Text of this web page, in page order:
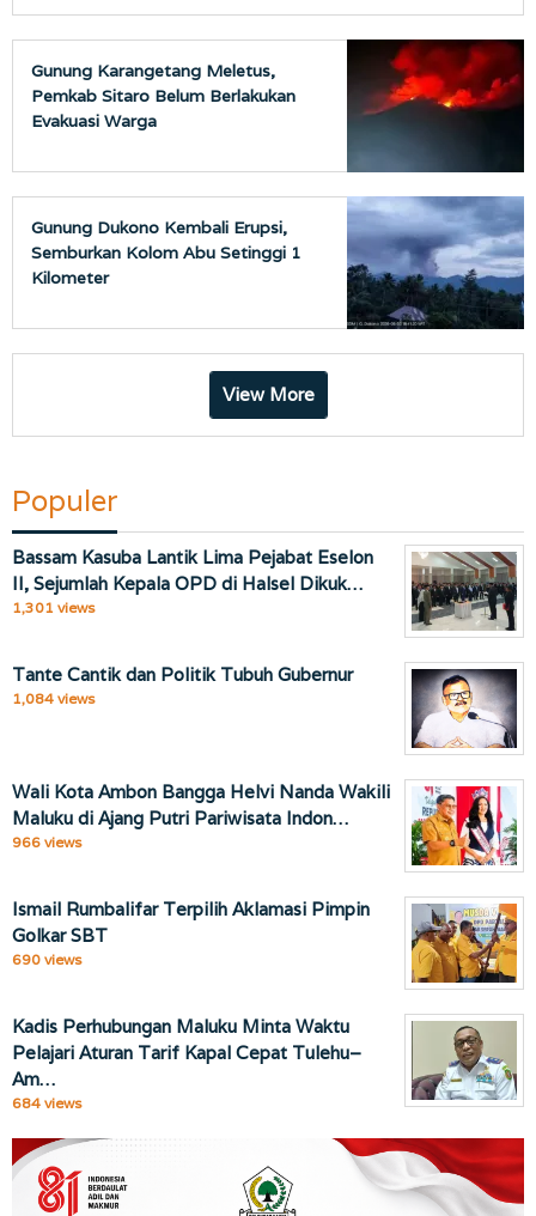
Gunung Karangetang Meletus,
Pemkab Sitaro Belum Berlakukan
Evakuasi Warga
Gunung Dukono Kembali Erupsi,
Semburkan Kolom Abu Setinggi 1
Kilometer
View More
Populer
Bassam Kasuba Lantik Lima Pejabat Eselon
II, Sejumlah Kepala OPD di Halsel Dikuk…
1,301 views
Tante Cantik dan Politik Tubuh Gubernur
1,084 views
Wali Kota Ambon Bangga Helvi Nanda Wakili
Maluku di Ajang Putri Pariwisata Indon…
966 views
Ismail Rumbalifar Terpilih Aklamasi Pimpin
Golkar SBT
690 views
Kadis Perhubungan Maluku Minta Waktu
Pelajari Aturan Tarif Kapal Cepat Tulehu–
Am…
684 views